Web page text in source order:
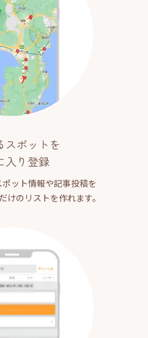
スポットを
入り登録
ット情報や記事投稿を
けのリストを作れます。